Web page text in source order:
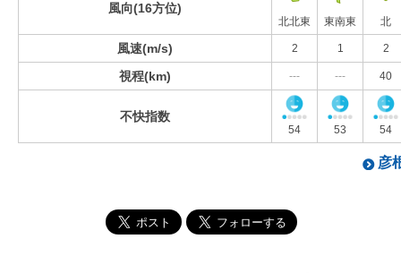
風向(16方位)
北北東 東南東 北
風速(m/s) 2 1 2
視程(km) --- --- 40
不快指数
54 53 54
彦